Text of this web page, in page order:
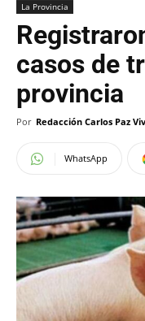
La Provincia
casos de
provincia
Por Redacción Carlos Paz
WhatsApp